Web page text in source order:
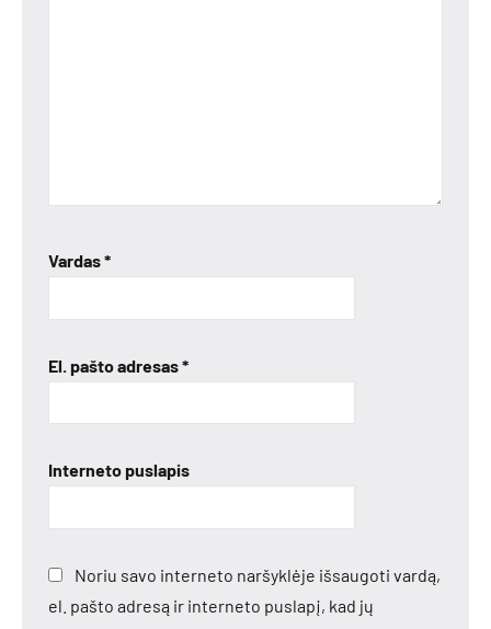
Vardas*
El. pašto adresas*
Interneto puslapis
Noriu savo interneto naršyklėje išsaugoti vardą,
el. pašto adresą ir interneto puslapį, kad jų